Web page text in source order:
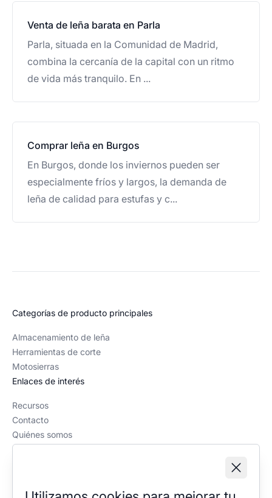
Venta de leña barata en Parla
Parla, situada en la Comunidad de Madrid,
combina la cercanía de la capital con un ritmo
de vida más tranquilo. En ...
Comprar leña en Burgos
En Burgos, donde los inviernos pueden ser
especialmente fríos y largos, la demanda de
leña de calidad para estufas y c...
Categorías de producto principales
Almacenamiento de leña
Herramientas de corte
Motosierras
Enlaces de interés
Recursos
Contacto
Quiénes somos
Política editorial